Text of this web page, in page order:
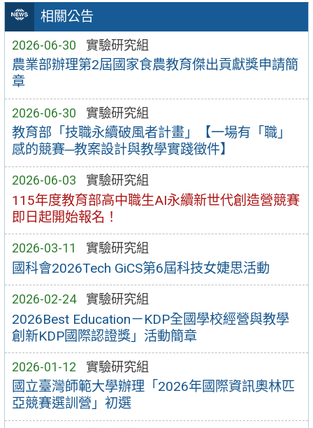
相關公告
2026-06-30 實驗研究組
農業部辦理第2屆國家食農教育傑出貢獻獎申請簡
章
2026-06-30 實驗研究組
教育部「技職永續破風者計畫」【一場有「職」
感的競賽─教案設計與教學實踐徵件】
2026-06-03 實驗研究組
115年度教育部高中職生AI永續新世代創造營競賽
即日起開始報名！
2026-03-11 實驗研究組
國科會2026Tech GiCS第6屆科技女婕思活動
2026-02-24 實驗研究組
2026Best Education－KDP全國學校經營與教學
創新KDP國際認證獎」活動簡章
2026-01-12 實驗研究組
國立臺灣師範大學辦理「2026年國際資訊奧林匹
亞競賽選訓營」初選